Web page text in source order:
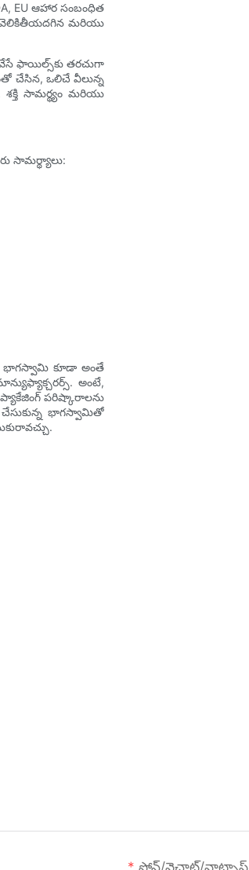
EU ఆహార సంబంధిత
వెలికితీయదగిన మరియు
ఫాయిల్స్‌కు తరచుగా
చేసిన, ఒలిచే వీలున్న
సామర్థ్యం మరియు
సామర్థ్యాలు:
భాగస్వామి కూడా అంతే
అంటే,
పరిష్కారాలను
చేసుకున్న భాగస్వామితో